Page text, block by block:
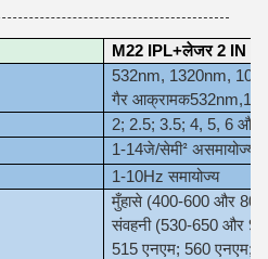
M22 IPL+लेजर 2 IN 1
532nm, 1320nm,
गैर आक्रामक532nm,
2; 2.5; 3.5; 4, 5, 6 और 8
1-14जे/सेमी² असमायोज्य
1-10Hz समायोज्य
मुँहासे (400-600 और
संवहनी (530-650 और
515 एनएम; 560 एनएम;